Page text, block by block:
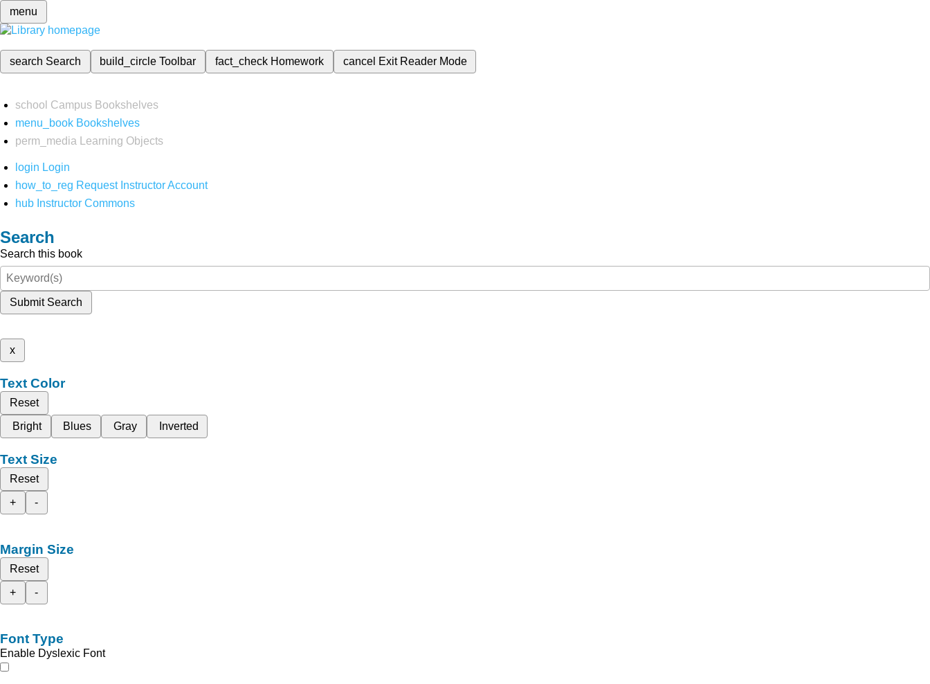
menu
search Search build_circleToolbar fact_check Homework cancel Exit Reader Mode
school Campus Bookshelves
menu_book Bookshelves
perm_media
Learning Objects
login Login
how_to_reg Request Instructor Account
hub Instructor Commons
Search
Search this book
Submit Search
x
Text Color
Reset
Bright
Blues Gray Inverted
Text Size
Reset
+
-
Margin Size
Reset
+
-
Font Type
Enable Dyslexic Font